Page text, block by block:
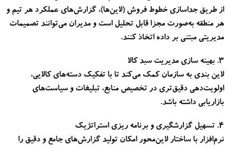
از طریق جداسازی خطوط فروش (لاین‌ها)، گزارش‌های عملکرد هر تیم و
هر منطقه به‌صورت مجزا قابل تحلیل است و مدیران می‌توانند تصمیمات
مدیریتی مبتنی بر داده اتخاذ کنند.
۳. بهینه‌ سازی مدیریت سبد کالا
لاین ‌بندی به سازمان کمک می‌کند تا با تفکیک دسته‌های کالایی،
اولویت‌دهی دقیق‌تری در تخصیص منابع، تبلیغات و سیاست‌های
بازاریابی داشته باشد.
۴. تسهیل گزارشگیری و برنامه ‌ریزی استراتژیک
نرم‌افزار با ساختار لاین‌محور امکان تولید گزارش‌های جامع و دقیق را